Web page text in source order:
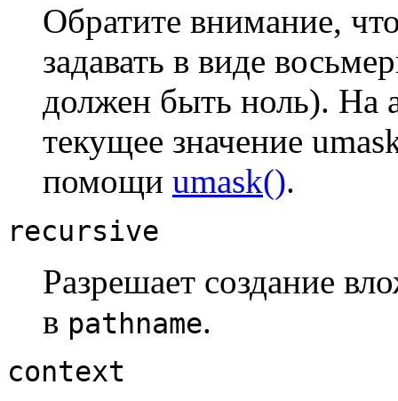
Обратите внимание,
задавать в виде
должен быть ноль). На
текущее значение
помощи umask().
recursive
Разрешает создание
в pathname.
context